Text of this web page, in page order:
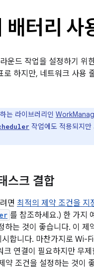
터리 사
운드 작업을 설정하기 위
하지만, 네트워크 사용
는 라이브러리인
작업에도 적용되지
스크 결합
면 최적의 제약 조건을 지
를 참조하세요.) 한 가지
하는 것이 좋습니다. 이
합니다. 마찬가지로 Wi-
연결이 필요하지만 무
약 조건을 설정하는 것이